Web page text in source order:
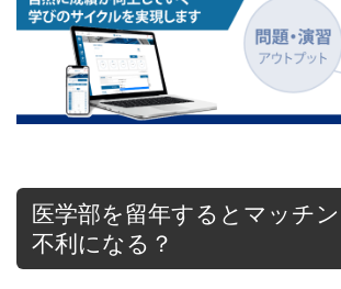
医学部を留年するとマッチ
不利になる？